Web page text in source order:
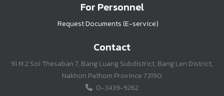
For Personnel
Request Documents (E-service)
Contact
91 M.2 Soi Thesaban 7, Bang Luang Subdistrict, Bang Len District,
Nakhon Pathom Province 73190
0-3439-9262